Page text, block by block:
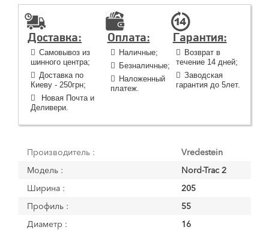
Доставка:
Самовывоз из
шинного центра;
Доставка по
Киеву - 250грн;
Новая Почта и
Деливери.
Оплата:
Наличные;
Безналичные;
Наложенный
платеж.
Гарантия:
Возврат в
течение 14 дней;
Заводская
гарантия до 5лет.
Производитель :
Vredestein
Модель :
Nord-Trac 2
Ширина :
205
Профиль :
55
Диаметр :
16